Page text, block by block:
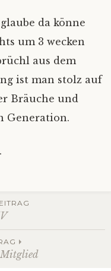
da könne
um 3 wecken
aus dem
ist man stolz auf
Bräuche und
Generation.
.